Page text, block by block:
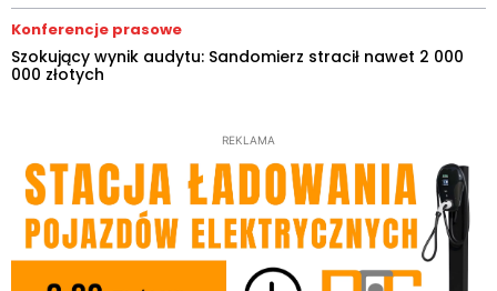
Konferencje prasowe
Szokujący wynik audytu: Sandomierz stracił nawet 2 000
000 złotych
REKLAMA